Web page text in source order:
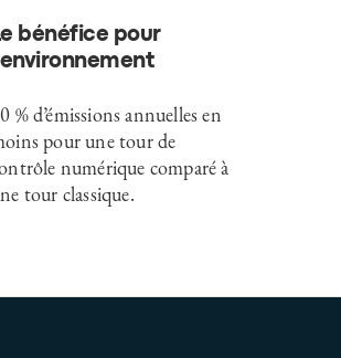
bénéfice pour
% d’émissions annuelles en
pour une tour de
numérique comparé à
tour classique.